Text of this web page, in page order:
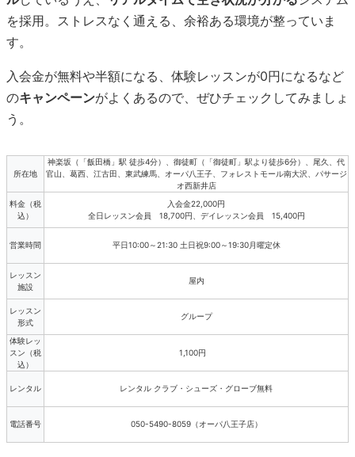
を採用。ストレスなく通える、余裕ある環境が整っていま
す。
入会金が無料や半額になる、体験レッスンが0円になるなど
のキャンペーンがよくあるので、ぜひチェックしてみましょ
う。
所在地
神楽坂（「飯田橋」駅 徒歩4分）、御徒町（「御徒町」駅より徒歩6分）、尾久、代
官山、葛西、江古田、東武練馬、オーパ八王子、フォレストモール南大沢、パサージ
オ西新井店
料金（税
込）
入会金22,000円
全日レッスン会員 18,700円、デイレッスン会員 15,400円
営業時間 平日10:00～21:30 土日祝9:00～19:30月曜定休
レッスン
施設
屋内
レッスン
形式
グループ
体験レッ
スン（税
込）
1,100円
レンタル レンタル クラブ・シューズ・グローブ無料
電話番号 050-5490-8059（オーパ八王子店）